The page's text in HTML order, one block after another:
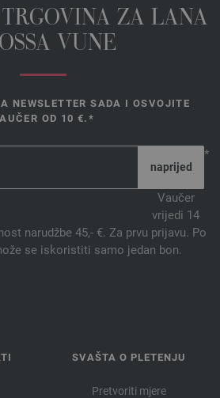
ZA LANA
VUNE
NEWSLETTER SADA I OSVOJITE
OD 10 €.*
*
Vaučer
vrijedi 14
narudžbe 45,- €. Za prvu prijavu. Po
se iskoristiti samo jedan bon.
SVAŠTA O PLETENJU
Pretvoriti mjere